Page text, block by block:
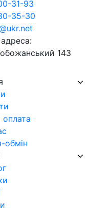
обмін
31-93
35-30
143